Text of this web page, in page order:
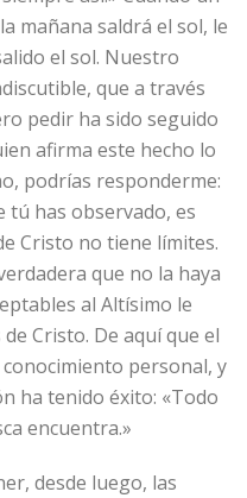
mañana saldrá el sol, le
el sol. Nuestro
que a través
pedir ha sido seguido
afirma este hecho lo
podrías responderme:
tú has observado, es
Cristo no tiene límites.
que no la haya
al Altísimo le
Cristo. De aquí que el
personal, y
ha tenido éxito: «Todo
encuentra.»
desde luego, las